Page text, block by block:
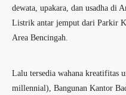
dewata, upakara, dan usadha di
Listrik antar jemput dari Parkir
Area Bencingah.
Lalu tersedia wahana kreatifitas
millennial), Bangunan Kantor